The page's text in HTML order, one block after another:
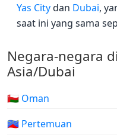
Yas Citydan Dubai,
saat ini yang sama
Negara-negara
Asia/Dubai
🇴🇲 Oman
🇷🇪 Pertemuan